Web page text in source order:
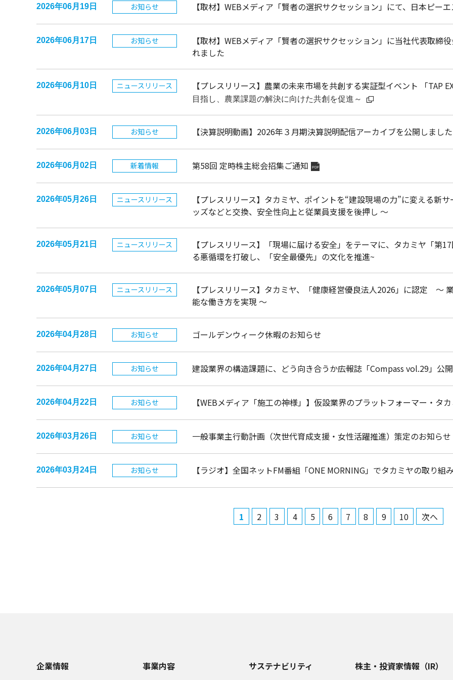
2026年06月19日 お知らせ 【取材】WEBメディア「賢者の選択サクセッション」にて、日本ピー
2026年06月17日 お知らせ
【取材】WEBメディア「賢者の選択サクセッション」に当社代表取締
れました
2026年06月10日 ニュースリリース 【プレスリリース】 農業の未来市場を共創する実証型イベント 「TAP
目指し、農業課題の解決に向けた共創を促進～
2026年06月03日 お知らせ 【決算説明動画】2026年３月期決算説明配信アーカイブを公開しました
2026年06月02日 新着情報 第58回 定時株主総会招集ご通知 PDF
2026年05月26日 ニュースリリース
【プレスリリース】タカミヤ、ポイントを“建設現場の力”に変える
ッズなどと交換、安全性向上と従業員支援を後押し ～
2026年05月21日 ニュースリリース
【プレスリリース】「現場に届ける安全」をテーマに、タカミヤ「第
る悪循環を打破し、「安全最優先」の文化を推進~
2026年05月07日 ニュースリリース
【プレスリリース】タカミヤ、「健康経営優良法人2026」に認定 〜
能な働き方を実現 〜
2026年04月28日 お知らせ ゴールデンウィーク休暇のお知らせ
2026年04月27日 お知らせ 建設業界の構造課題に、どう向き合うか――広報誌「Compass vol.29」公開
2026年04月22日 お知らせ 【WEBメディア「施工の神様」】仮設業界のプラットフォーマー・タ
2026年03月26日 お知らせ 一般事業主行動計画（次世代育成支援・女性活躍推進）策定のお知らせ
2026年03月24日 お知らせ 【ラジオ】全国ネットFM番組「ONE MORNING」でタカミヤの取り組
1 2 3 4 5 6 7 8 9 10 次へ
企業情報 事業内容 サステナビリティ 株主・投資家情報（IR）